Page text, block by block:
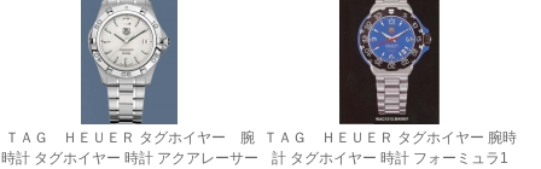
ＴＡＧ ＨＥＵＥＲ タグホイヤー 腕
時計 タグホイヤー 時計 アクアレーサー
ＴＡＧ ＨＥＵＥＲ タグホイヤー 腕時
計 タグホイヤー 時計 フォーミュラ1